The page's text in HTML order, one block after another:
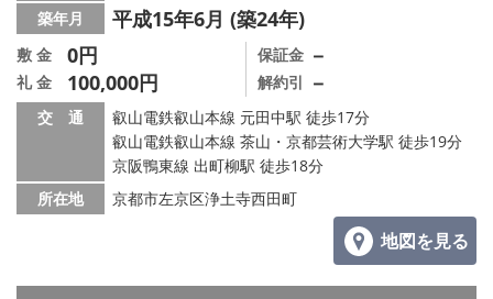
会社概要
メールでお問い合わせ
築年月 平成15年6月 (築24年)
敷 金 0円
礼 金 100,000円
保証金 －
解約引 －
交 通
叡山電鉄叡山本線 元田中駅 徒歩17分
叡山電鉄叡山本線 茶山・京都芸術大学駅 徒歩19分
京阪鴨東線 出町柳駅 徒歩18分
所在地
京都市左京区浄土寺西田町
地図を見る